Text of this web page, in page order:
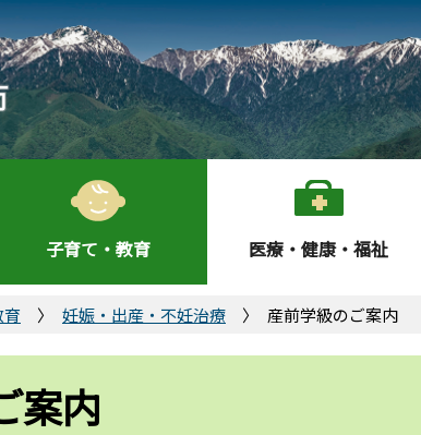
子育て・教育 医療・健康・福祉
育 妊娠・出産・不妊治療 産前学級のご案内
案内